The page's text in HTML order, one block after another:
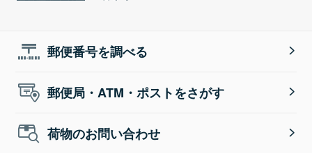
郵便番号を調べる
郵便局・ATM・ポストをさがす
荷物のお問い合わせ